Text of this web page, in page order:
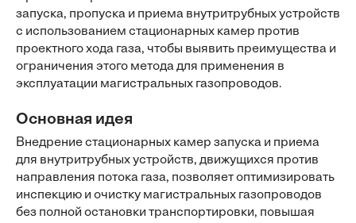
запуска, пропуска и приема внутритрубных устройств
с использованием стационарных камер против
проектного хода газа, чтобы выявить преимущества и
ограничения этого метода для применения в
эксплуатации магистральных газопроводов.
Основная идея
Внедрение стационарных камер запуска и приема
для внутритрубных устройств, движущихся против
направления потока газа, позволяет оптимизировать
инспекцию и очистку магистральных газопроводов
без полной остановки транспортировки, повышая